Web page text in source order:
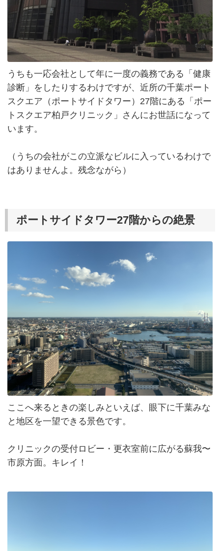
うちも一応会社として年に一度の義務である「健康
診断」をしたりするわけですが、近所の千葉ポート
スクエア（ポートサイドタワー）27階にある「ポー
トスクエア柏戸クリニック」さんにお世話になって
います。
（うちの会社がこの立派なビルに入っているわけで
はありませんよ。残念ながら）
ポートサイドタワー27階からの絶景
ここへ来るときの楽しみといえば、眼下に千葉みな
と地区を一望できる景色です。
クリニックの受付ロビー・更衣室前に広がる蘇我〜
市原方面。キレイ！